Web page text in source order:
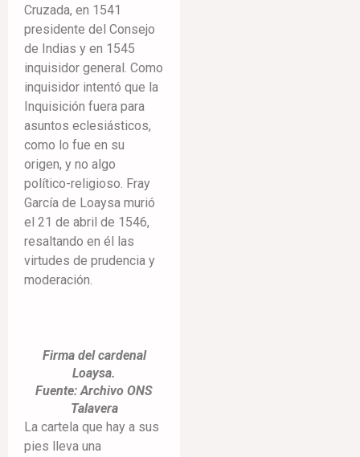
Cruzada, en 1541
presidente del Consejo
de Indias y en 1545
inquisidor general. Como
inquisidor intentó que la
Inquisición fuera para
asuntos eclesiásticos,
como lo fue en su
origen, y no algo
político-religioso. Fray
García de Loaysa murió
el 21 de abril de 1546,
resaltando en él las
virtudes de prudencia y
moderación.
Firma del cardenal
Loaysa.
Fuente: Archivo ONS
Talavera
La cartela que hay a sus
pies lleva una